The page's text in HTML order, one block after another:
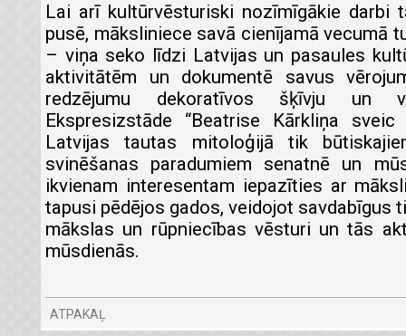
Lai arī kultūrvēsturiski nozīmīgākie darbi
pusē, māksliniece savā cienījamā vecumā
– viņa seko līdzi Latvijas un pasaules
aktivitātēm un dokumentē savus
redzējumu dekoratīvos šķīvju un
Ekspresizstāde “Beatrise Kārkliņa
Latvijas tautas mitoloģijā tik
svinēšanas paradumiem senatnē un
ikvienam interesentam iepazīties ar
tapusi pēdējos gados, veidojot savdabīgus
mākslas un rūpniecības vēsturi un tās
mūsdienās.
ATPAKAĻ